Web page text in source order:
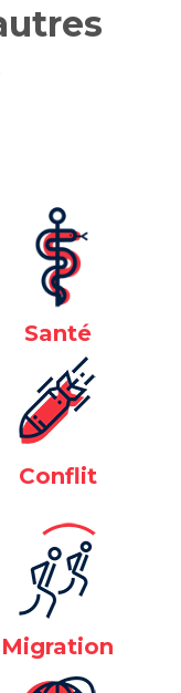
Santé
Conflit
Migration